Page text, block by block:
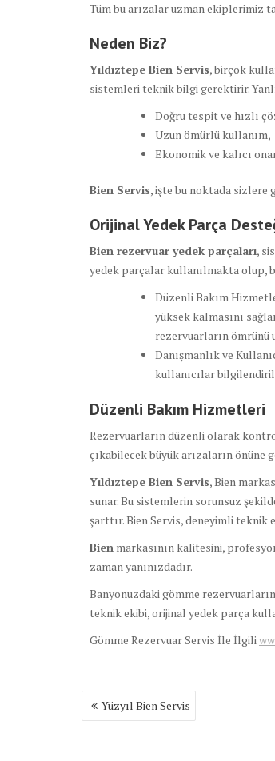
Tüm bu arızalar uzman ekiplerimiz
Neden Biz?
Yıldıztepe Bien Servis, birçok
sistemleri teknik bilgi gerektirir.
Doğru tespit ve hızlı
Uzun ömürlü kullanım,
Ekonomik ve kalıcı
Bien Servis, işte bu noktada sizlere
Orijinal Yedek Parça
Bien rezervuar yedek parçaları,
yedek parçalar kullanılmakta olup,
Düzenli Bakım
yüksek kalmasını
rezervuarların ömrünü
Danışmanlık ve
kullanıcılar
Düzenli Bakım Hizmetleri
Rezervuarların düzenli olarak
çıkabilecek büyük arızaların önüne
Yıldıztepe Bien Servis, Bien
sunar. Bu sistemlerin sorunsuz
şarttır. Bien Servis, deneyimli teknik
Bien markasının kalitesini,
zaman yanınızdadır.
Banyonuzdaki gömme
teknik ekibi, orijinal yedek parça
Gömme Rezervuar Servis İle İlgili
Yazı
gezinmesi
Yüzyıl Bien Servis